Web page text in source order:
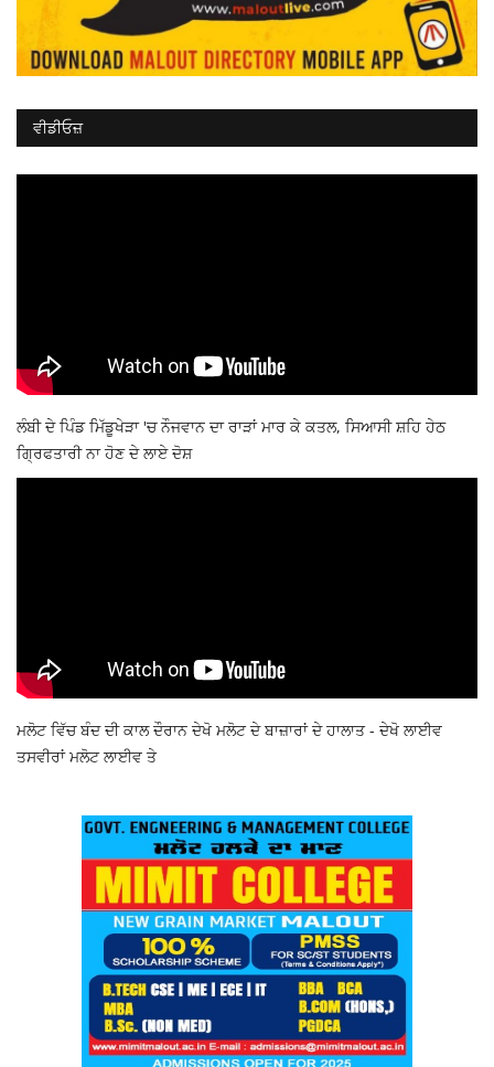
ਵੀਡੀਓਜ਼
ਲੰਬੀ ਦੇ ਪਿੰਡ ਮਿੱਡੂਖੇੜਾ 'ਚ ਨੌਜਵਾਨ ਦਾ ਰਾੜਾਂ ਮਾਰ ਕੇ ਕਤਲ, ਸਿਆਸੀ ਸ਼ਹਿ ਹੇਠ
ਗ੍ਰਿਫਤਾਰੀ ਨਾ ਹੋਣ ਦੇ ਲਾਏ ਦੋਸ਼
ਮਲੋਟ ਵਿੱਚ ਬੰਦ ਦੀ ਕਾਲ ਦੌਰਾਨ ਦੇਖੋ ਮਲੋਟ ਦੇ ਬਾਜ਼ਾਰਾਂ ਦੇ ਹਾਲਾਤ - ਦੇਖੋ ਲਾਈਵ
ਤਸਵੀਰਾਂ ਮਲੋਟ ਲਾਈਵ ਤੇ